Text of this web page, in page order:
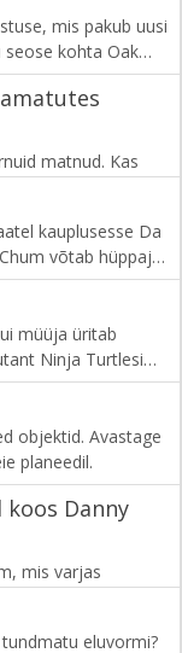
mis pakub uusi
kohta Oak
matnud. Kas
minevikku välja
sügavad
kauplusesse Da
võtab hüppaja
kuju. Corey
aasta Cadillaci
müüja üritab
Ninja Turtlesi
ütleb kliendi
osutub see kõvaks
objektid. Avastage
planeedil.
Danny
mis varjas
Fabergé muna
peidetud
üle kõigeeluvormi?